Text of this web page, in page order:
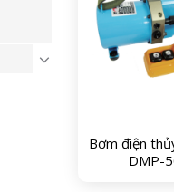
Bơm điện
DMP-